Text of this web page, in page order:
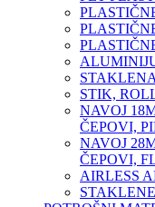
STIK,
NAVOJ
ČEPOVI,
NAVOJ
ČEPOVI,
AIRLESS